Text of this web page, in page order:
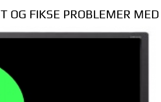
OG FIKSE PROBLEMER